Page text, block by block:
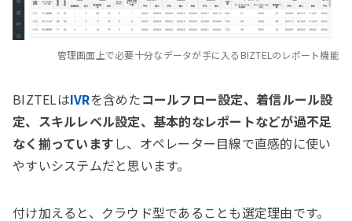
管理画面上で必要十分なデータが手に入るBIZTELのレポート機能
BIZTELはIVRを含めたコールフロー設定、着信ルール設
定、スキルレベル設定、基本的なレポートなどが過不足
なく揃っています し、オペレーター目線で直感的に使い
やすいシステムだと思います。
付け加えると、クラウド型であることも選定理由です。